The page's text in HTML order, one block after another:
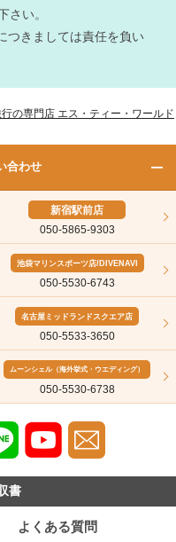
さい。
つきましては責任を負い
の専門店 エス・ティー・ワールド
合わせ
新宿駅前店
050-5865-9303
池袋マリンスポーツ店/DIVENAVI
050-5530-6743
名古屋ミッドランドスクエア店
050-5533-3650
ムーンシェル（海外挙式・ウエディング）
050-5530-6738
書
よくある質問